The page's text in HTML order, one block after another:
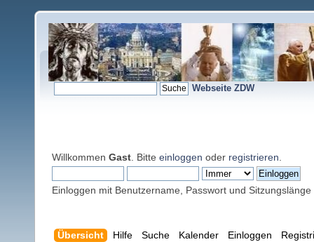
Webseite ZDW
Willkommen Gast . Bitte einloggen oder registrieren
Einloggen mit Benutzername, Passwort und Sitzungslänge
Übersicht Hilfe Suche Kalender Einloggen